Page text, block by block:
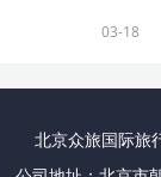
03-18
北京众旅国际旅